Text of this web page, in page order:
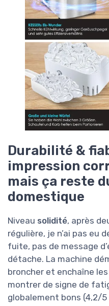
Durabilité &
impression
mais ça reste
domestique
Niveau solidité, après
régulière, je n’ai pas eu
fuite, pas de message
détache. La machine
broncher et enchaîne
montrer de signe de
globalement bons (4,2/5